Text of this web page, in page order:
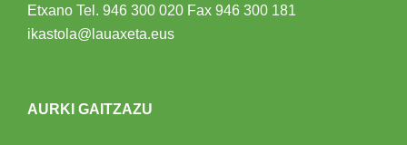
Etxano Tel. 946 300 020 Fax 946 300 181
ikastola@lauaxeta.eus
AURKI GAITZAZU